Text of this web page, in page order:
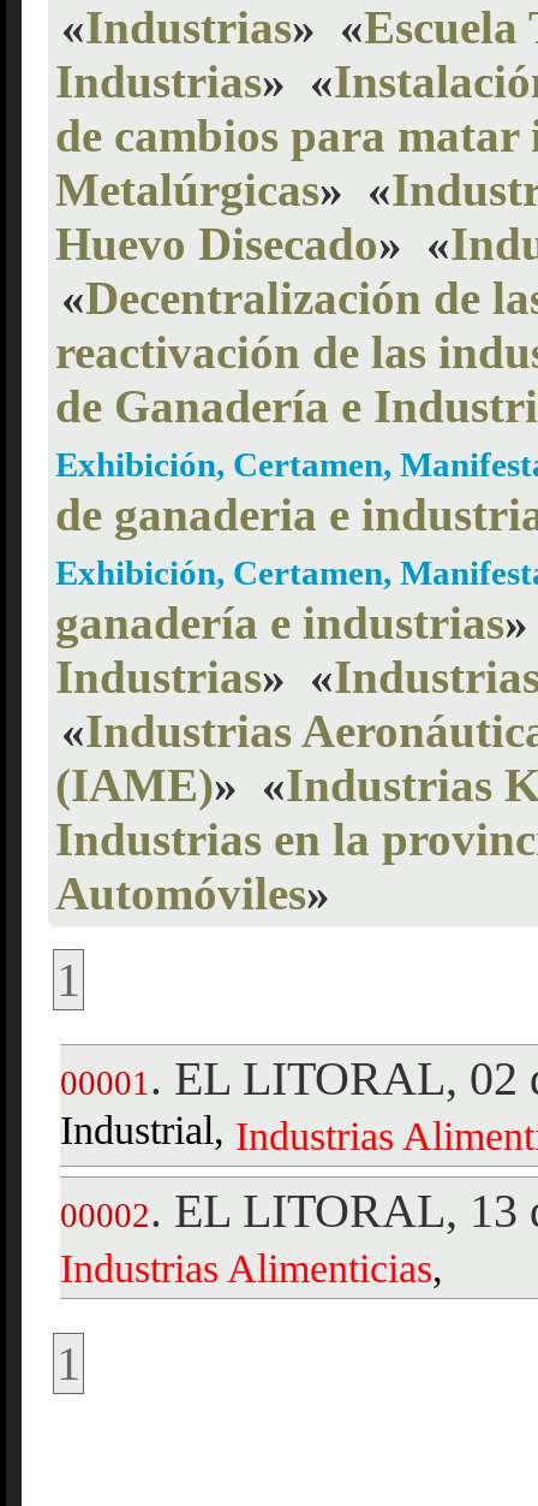
«Industrias» «Escuela
Industrias» «
de cambios para
Metalúrgicas» «
Huevo Disecado» «
«Decentralización de
reactivación de las
de Ganadería e
Exhibición, Certamen,
de ganaderia e
Exhibición, Certamen,
ganadería e industrias»
Industrias» «
«Industrias
(IAME)» «Industrias
Industrias en la
Automóviles»
1
00001 . EL LITORAL, 02
Industrial, Industrias
00002. EL LITORAL, 13
Industrias Alimenticias,
1